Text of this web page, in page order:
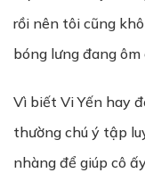
rồi nên tôi cũng
bóng lưng đang
Vì biết Vi Yến hay
thường chú ý tập
nhàng để giúp cô